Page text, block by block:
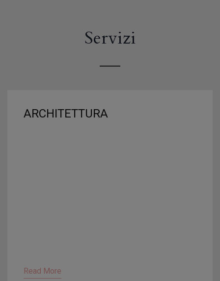
Servizi
ARCHITETTURA
Read More